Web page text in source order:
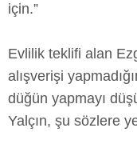
için.”
Evlilik teklifi alan
alışverişi
düğün yapmayı
Yalçın, şu sözlere